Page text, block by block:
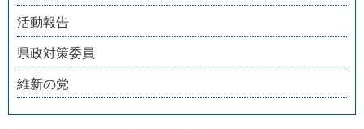
活動報告
県政対策委員
維新の党